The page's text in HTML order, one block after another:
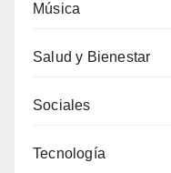
Música
Salud y Bienestar
Sociales
Tecnología